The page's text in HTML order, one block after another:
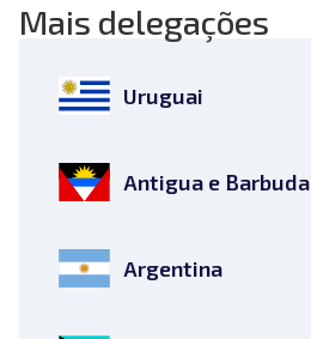
Mais delegações
Uruguai
Antigua e Barbuda
Argentina